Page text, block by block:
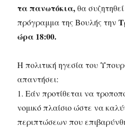
τα πανωτόκια,θα
πρόγραμμα της Βουλής την
ώρα 18:00.
Η πολιτική ηγεσία του
απαντήσει:
1. Εάν προτίθεται να
νομικό πλαίσιο ώστε να
περιπτώσεων που